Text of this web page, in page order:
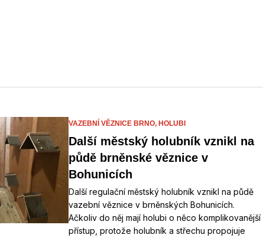
VAZEBNÍ VĚZNICE BRNO, HOLUBI
Další městský holubník vznikl na
půdě brněnské věznice v
Bohunicích
Další regulační městský holubník vznikl na půdě
vazební věznice v brněnských Bohunicích.
Ačkoliv do něj mají holubi o něco komplikovanější
přístup, protože holubník a střechu propojuje